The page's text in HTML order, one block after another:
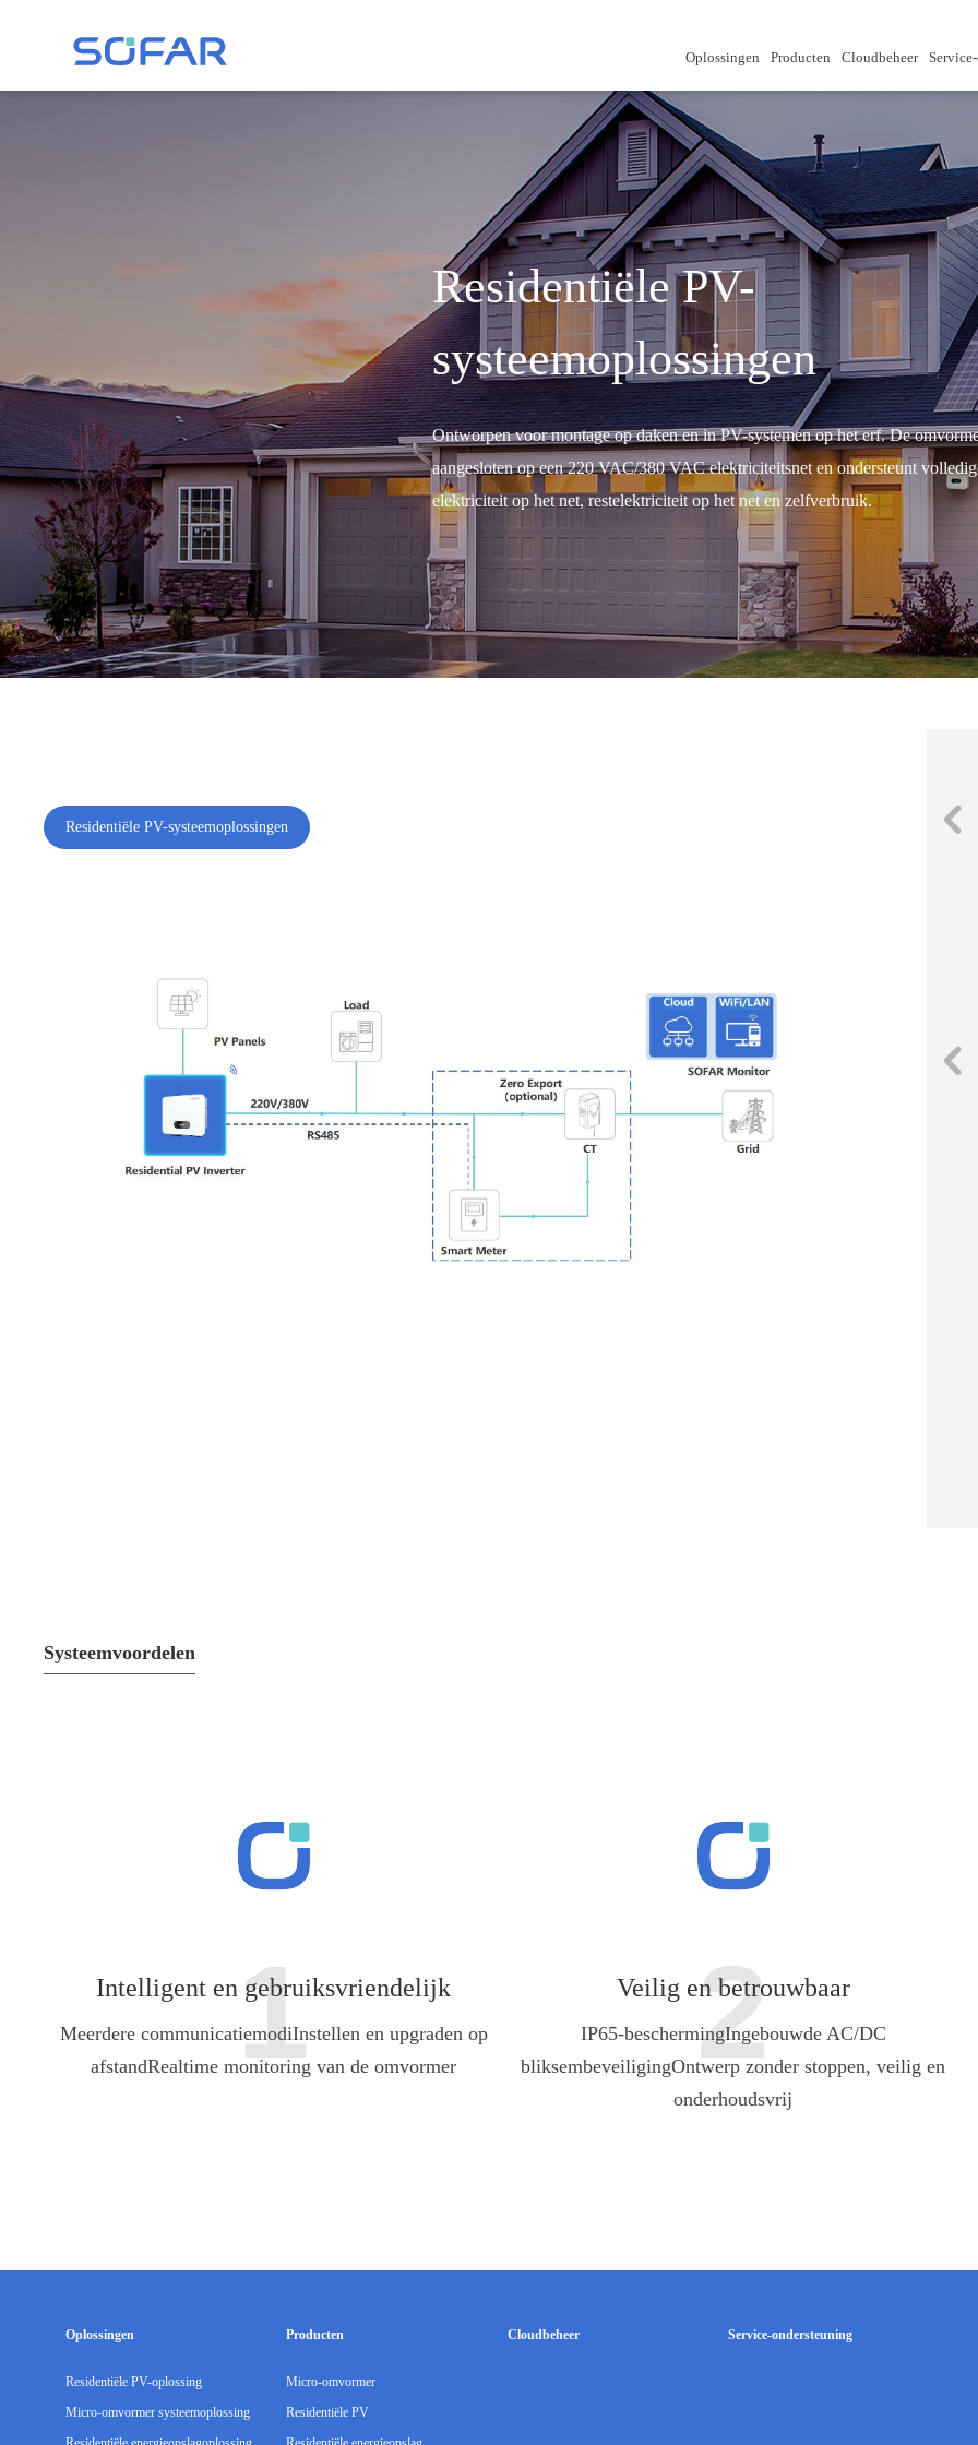
Oplossingen Producten Cloudbeheer
Residentiële PV-
systeemoplossingen
Ontworpen voor montage op daken en in PV-systemen op het erf. De
aangesloten op een 220 VAC/380 VAC elektriciteitsnet en ondersteunt
elektriciteit op het net, restelektriciteit op het net en zelfverbruik.
Residentiële PV-systeemoplossingen
Systeemvoordelen
1
Intelligent en gebruiksvriendelijk
Meerdere communicatiemodiInstellen en upgraden op
afstandRealtime monitoring van de omvormer 2
Veilig en betrouwbaar
IP65-beschermingIngebouwde AC/DC
bliksembeveiligingOntwerp zonder stoppen, veilig en
onderhoudsvrij
Oplossingen
Residentiële PV-oplossing
Micro-omvormer systeemoplossing
Producten
Micro-omvormer
Residentiële PV
Cloudbeheer Service-ondersteuning